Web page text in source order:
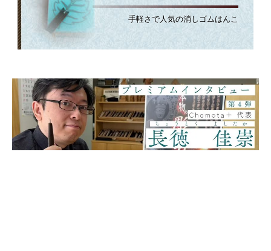
手軽さで人気の消しゴムはんこ